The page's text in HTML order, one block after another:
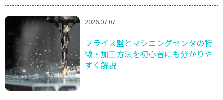
2026.07.07
フライス盤とマシニングセンタの特
徴・加工方法を初心者にも分かりや
すく解説